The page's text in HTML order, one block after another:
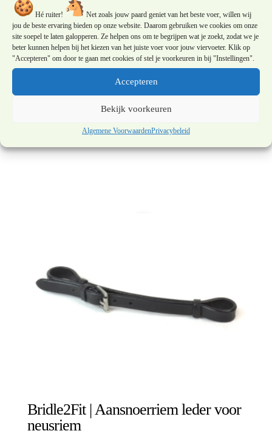
Hé ruiter!
Net zoals jouw paard geniet van het beste voer, willen wij
jou de beste ervaring bieden op onze website. Daarom gebruiken we cookies om onze
site soepel te laten galopperen. Ze helpen ons om te begrijpen wat je zoekt, zodat we je
beter kunnen helpen bij het kiezen van het juiste voer voor jouw viervoeter. Klik op
"Accepteren" om door te gaan met cookies of stel je voorkeuren in bij "Instellingen".
Accepteren
Bekijk voorkeuren
Algemene VoorwaardenPrivacybeleid
Bridle2Fit | Anatomisch lederen
Bridle2Fit | Aansnoerriem leder voor
neusriem